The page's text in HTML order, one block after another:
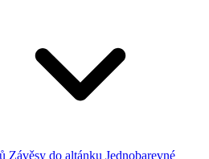
Závěsy do altánku Jednobarevné